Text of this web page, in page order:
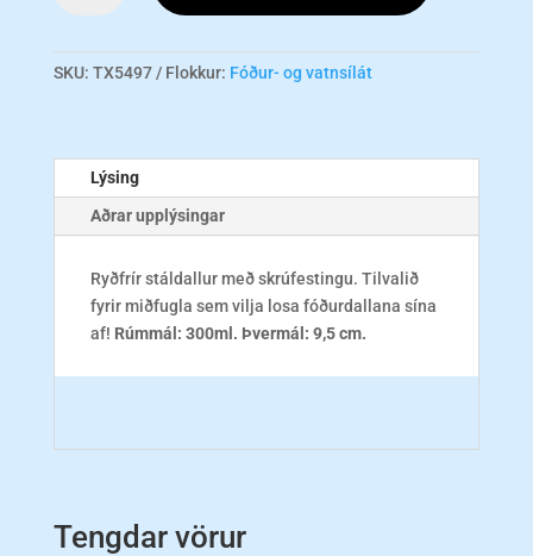
300ml
SKU: TX5497 Flokkur: Fóður- og vatnsílát
Lýsing
Aðrar upplýsingar
Ryðfrír stáldallur með skrúfestingu. Tilvalið
fyrir miðfugla sem vilja losa fóðurdallana sína
af! Rúmmál: 300ml. Þvermál: 9,5 cm.
Tengdar vörur